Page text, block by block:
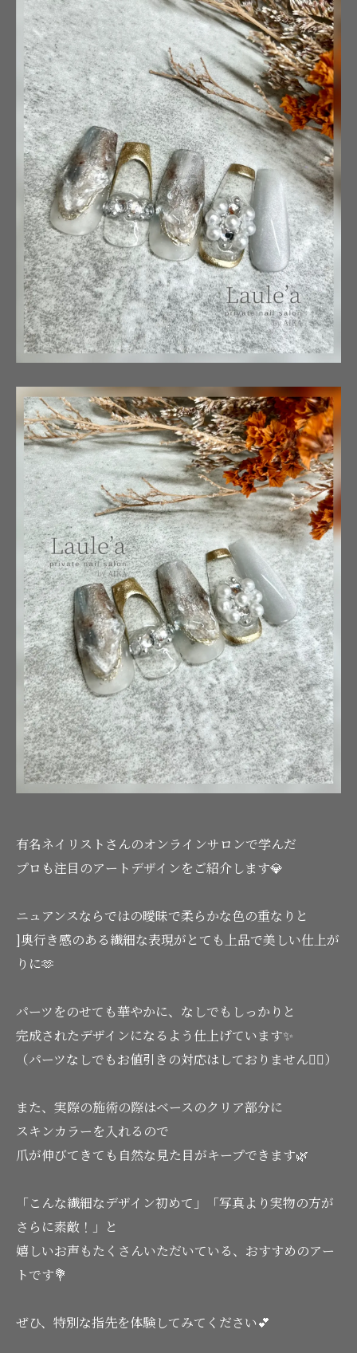
有名ネイリストさんのオンラインサロンで学んだ
プロも注目のアートデザインをご紹介します💎
ニュアンスならではの曖昧で柔らかな色の重なりと
]奥行き感のある繊細な表現がとても上品で美しい仕上が
りに🫶
パーツをのせても華やかに、なしでもしっかりと
完成されたデザインになるよう仕上げています✨
（パーツなしでもお値引きの対応はしておりません🙇‍♀️）
また、実際の施術の際はベースのクリア部分に
スキンカラーを入れるので
爪が伸びてきても自然な見た目がキープできます🌿
「こんな繊細なデザイン初めて」「写真より実物の方が
さらに素敵！」と
嬉しいお声もたくさんいただいている、おすすめのアー
トです💐
ぜひ、特別な指先を体験してみてください💕